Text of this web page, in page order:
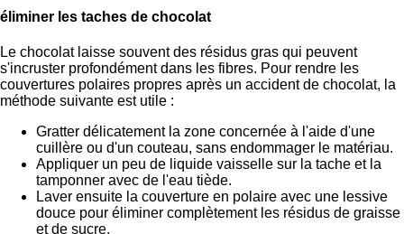
éliminer les taches de chocolat
Le chocolat laisse souvent des résidus gras qui peuvent
s'incruster profondément dans les fibres. Pour rendre les
couvertures polaires propres après un accident de chocolat, la
méthode suivante est utile :
Gratter délicatement la zone concernée à l'aide d'une
cuillère ou d'un couteau, sans endommager le matériau.
Appliquer un peu de liquide vaisselle sur la tache et la
tamponner avec de l'eau tiède.
Laver ensuite la couverture en polaire avec une lessive
douce pour éliminer complètement les résidus de graisse
et de sucre.